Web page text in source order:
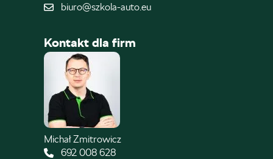
biuro@szkola-auto.eu
Kontakt dla firm
Michał Zmitrowicz
692 008 628